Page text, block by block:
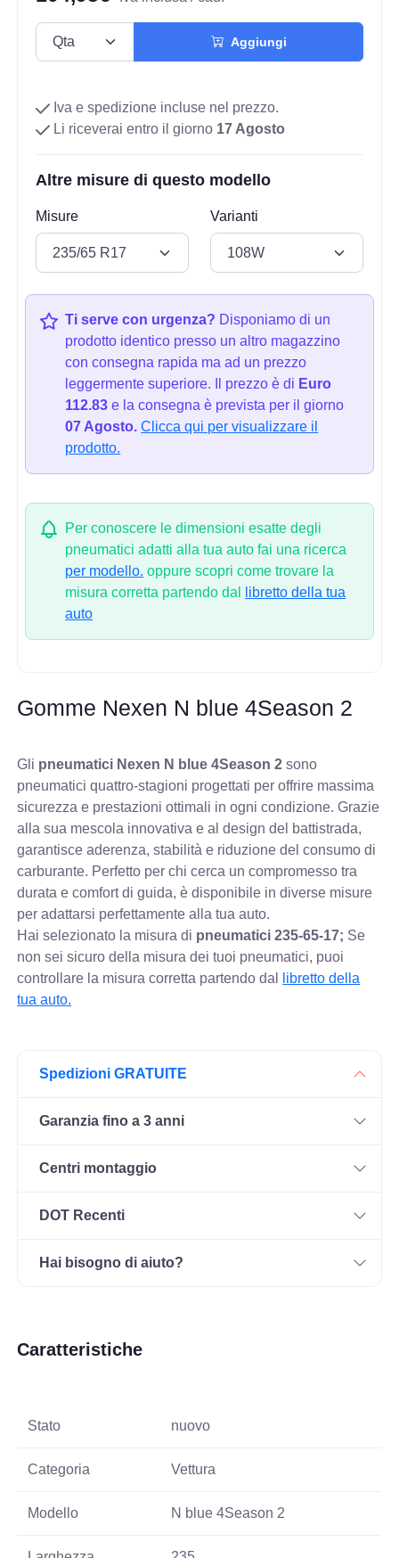
Aggiungi
Iva e spedizione incluse nel prezzo.
Li riceverai entro il giorno 17 Agosto
Altre misure di questo modello
Misure Varianti
Ti serve con urgenza? Disponiamo di un
prodotto identico presso un altro magazzino
con consegna rapida ma ad un prezzo
leggermente superiore. Il prezzo è di Euro
112.83 e la consegna è prevista per il giorno
07 Agosto. Clicca qui per visualizzare il
prodotto.
Per conoscere le dimensioni esatte degli
pneumatici adatti alla tua auto fai una ricerca
per modello. oppure scopri come trovare la
misura corretta partendo dal
libretto della tua
auto
Gomme Nexen N blue 4Season 2
Gli pneumatici Nexen N blue 4Season 2 sono
pneumatici quattro-stagioni progettati per offrire massima
sicurezza e prestazioni ottimali in ogni condizione. Grazie
alla sua mescola innovativa e al design del battistrada,
garantisce aderenza, stabilità e riduzione del consumo di
carburante. Perfetto per chi cerca un compromesso tra
durata e comfort di guida, è disponibile in diverse misure
per adattarsi perfettamente alla tua auto.
Hai selezionato la misura di pneumatici235-65-17; Se
non sei sicuro della misura dei tuoi pneumatici, puoi
controllare la misura corretta partendo dal
libretto della
tua auto.
Spedizioni GRATUITE
Garanzia fino a 3 anni
Centri montaggio
DOT Recenti
Hai bisogno di aiuto?
Caratteristiche
Stato nuovo
Categoria Vettura
Modello N blue 4Season 2